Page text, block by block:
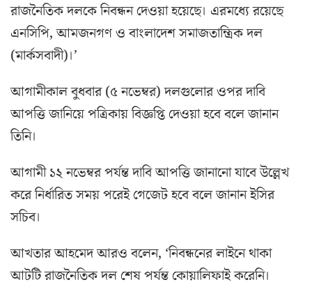
রাজনৈতিক দলকে নিবন্ধন দেওয়া হয়েছে। এরমধ্যে রয়েছে
এনসিপি, আমজনগণ ও বাংলাদেশ সমাজতান্ত্রিক দল
(মার্কসবাদী)।’
আগামীকাল বুধবার (৫ নভেম্বর) দলগুলোর ওপর দাবি
আপত্তি জানিয়ে পত্রিকায় বিজ্ঞপ্তি দেওয়া হবে বলে জানান
তিনি।
আগামী ১২ নভেম্বর পর্যন্ত দাবি আপত্তি জানানো যাবে উল্লেখ
করে নির্ধারিত সময় পরেই গেজেট হবে বলে জানান ইসির
সচিব।
আখতার আহমেদ আরও বলেন, ‘নিবন্ধনের লাইনে থাকা
আটটি রাজনৈতিক দল শেষ পর্যন্ত কোয়ালিফাই করেনি।